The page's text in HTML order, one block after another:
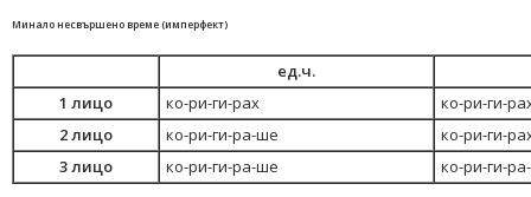
Минало несвършено време (имперфект)
ед.ч.
1 лицо
ко-ри-ги-рах
ко-ри-ги-
2 лицо
ко-ри-ги-ра-ше
ко-ри-ги-
3 лицо
ко-ри-ги-ра-ше ко-ри-ги-